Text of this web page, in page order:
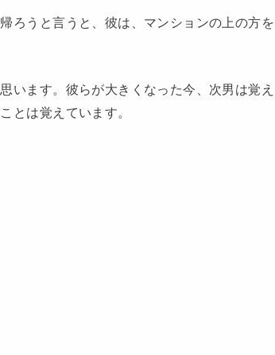
ろうと言うと、彼は、マンションの上の方を
います。彼らが大きくなった今、次男は覚え
とは覚えています。